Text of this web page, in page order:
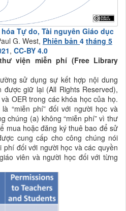
Tự do, Tài nguyên Giáo dục
G. West, Phiên bản 4 tháng 5
, CC-BY 4.0
viện miễn phí (Free Library
sử dụng sự kết hợp nội dung
được giữ lại (All Rights Reserved),
OER trong các khóa học của họ.
“miễn phí” đối với người học và
chúng (a) không “miễn phí” vì thư
mua hoặc đăng ký thuê bao để sử
cung cấp cho công chúng nói
phí đối với người học và các quyền
viên và người học đối với từng